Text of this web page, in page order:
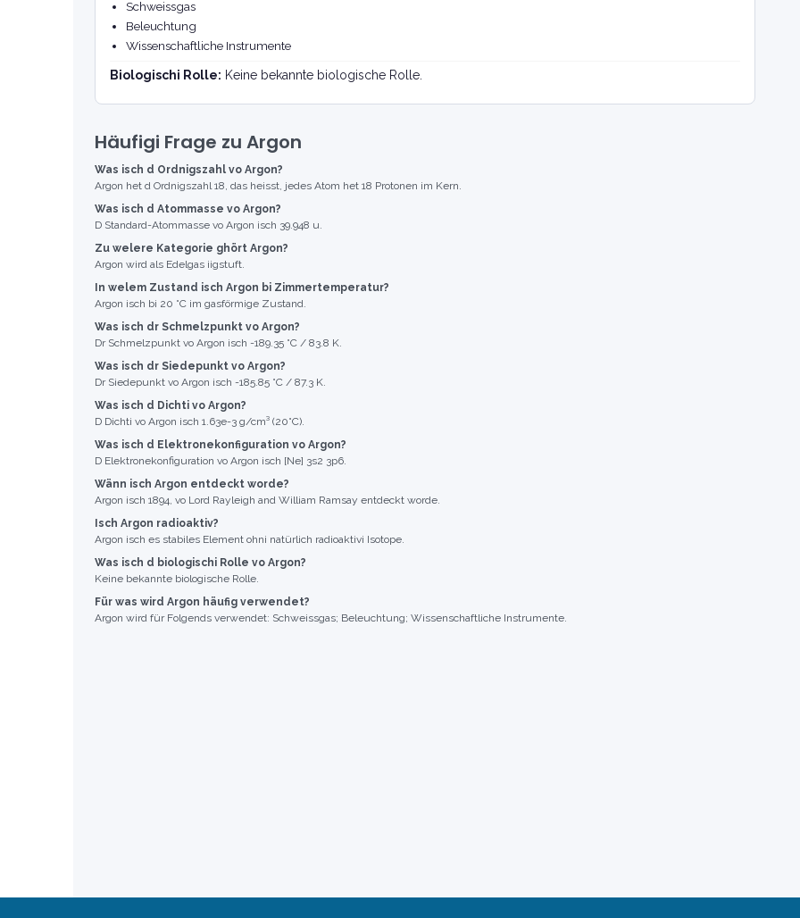
Schweissgas
Beleuchtung
Wissenschaftliche Instrumente
Biologischi Rolle: Keine bekannte biologische Rolle.
Häufigi Frage zu Argon
Was isch d Ordnigszahl vo Argon?
Argon het d Ordnigszahl 18, das heisst, jedes Atom het 18 Protonen im Kern.
Was isch d Atommasse vo Argon?
D Standard-Atommasse vo Argon isch 39.948 u.
Zu welere Kategorie ghört Argon?
Argon wird als Edelgas iigstuft.
In welem Zustand isch Argon bi Zimmertemperatur?
Argon isch bi 20 °C im gasförmige Zustand.
Was isch dr Schmelzpunkt vo Argon?
Dr Schmelzpunkt vo Argon isch -189.35 °C / 83.8 K.
Was isch dr Siedepunkt vo Argon?
Dr Siedepunkt vo Argon isch -185.85 °C / 87.3 K.
Was isch d Dichti vo Argon?
D Dichti vo Argon isch 1.63e-3 g/cm³ (20°C).
Was isch d Elektronekonfiguration vo Argon?
D Elektronekonfiguration vo Argon isch [Ne] 3s2 3p6.
Wänn isch Argon entdeckt worde?
Argon isch 1894, vo Lord Rayleigh and William Ramsay entdeckt worde.
Isch Argon radioaktiv?
Argon isch es stabiles Element ohni natürlich radioaktivi Isotope.
Was isch d biologischi Rolle vo Argon?
Keine bekannte biologische Rolle.
Für was wird Argon häufig verwendet?
Argon wird für Folgends verwendet: Schweissgas; Beleuchtung; Wissenschaftliche Instrumente.